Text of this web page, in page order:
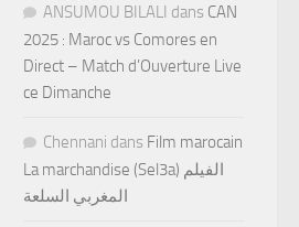
ANSUMOU BILALI dans CAN
2025 : Maroc vs Comores en
Direct – Match d’Ouverture Live
ce Dimanche
Chennani dans Film marocain
La marchandise (Sel3a) الفيلم
المغربي السلعة